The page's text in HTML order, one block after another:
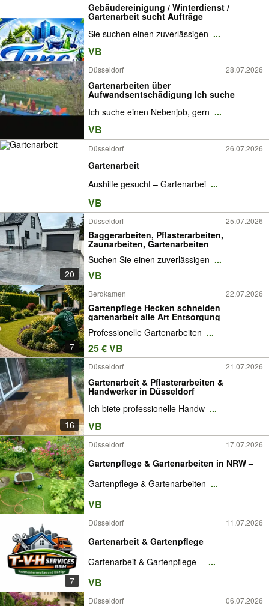
Gebäudereinigung / Winterdienst /
Gartenarbeit sucht Aufträge
Sie suchen einen zuverlässigen ...
VB
Düsseldorf 28.07.2026
Gartenarbeiten über
Aufwandsentschädigung Ich suche
Ich suche einen Nebenjob, gern ...
VB
Düsseldorf 26.07.2026
Gartenarbeit
Aushilfe gesucht – Gartenarbei ...
VB
20
Düsseldorf 25.07.2026
Baggerarbeiten, Pflasterarbeiten,
Zaunarbeiten, Gartenarbeiten
Suchen Sie einen zuverlässigen ...
VB
7
Bergkamen 22.07.2026
Gartenpflege Hecken schneiden
gartenarbeit alle Art Entsorgung
Professionelle Gartenarbeiten ...
25 € VB
16
Düsseldorf 21.07.2026
Gartenarbeit & Pflasterarbeiten &
Handwerker in Düsseldorf
Ich biete professionelle Handw ...
VB
Düsseldorf 17.07.2026
Gartenpflege & Gartenarbeiten in NRW –
Gartenpflege & Gartenarbeiten ...
VB
7
Düsseldorf 11.07.2026
Gartenarbeit & Gartenpflege
Gartenarbeit & Gartenpflege – ...
VB
Düsseldorf 06.07.2026